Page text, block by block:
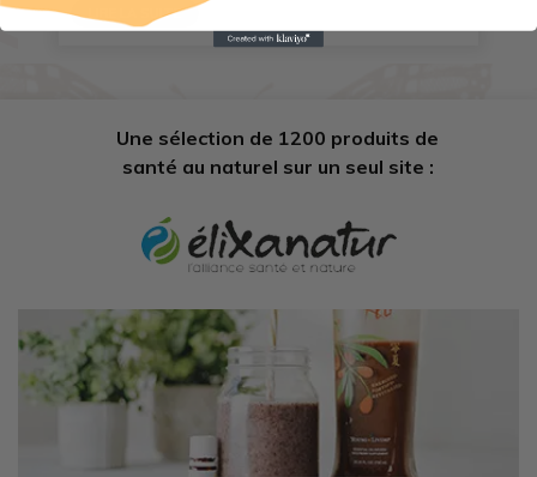
LIRE LA SUITE
Une sélection de 1200 produits de
santé au naturel sur un seul site :